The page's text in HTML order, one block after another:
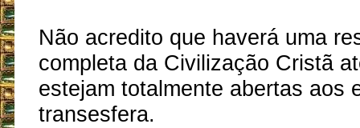
Não acredito que haverá uma
completa da Civilização Cristã
estejam totalmente abertas aos
transesfera.